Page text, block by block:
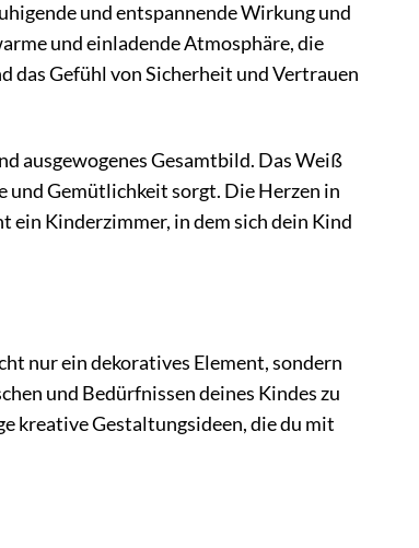
und entspannende Wirkung und
und einladende Atmosphäre, die
das Gefühl von Sicherheit und Vertrauen
ausgewogenes Gesamtbild. Das Weiß
und Gemütlichkeit sorgt. Die Herzen in
ein Kinderzimmer, in dem sich dein Kind
nur ein dekoratives Element, sondern
und Bedürfnissen deines Kindes zu
kreative Gestaltungsideen, die du mit